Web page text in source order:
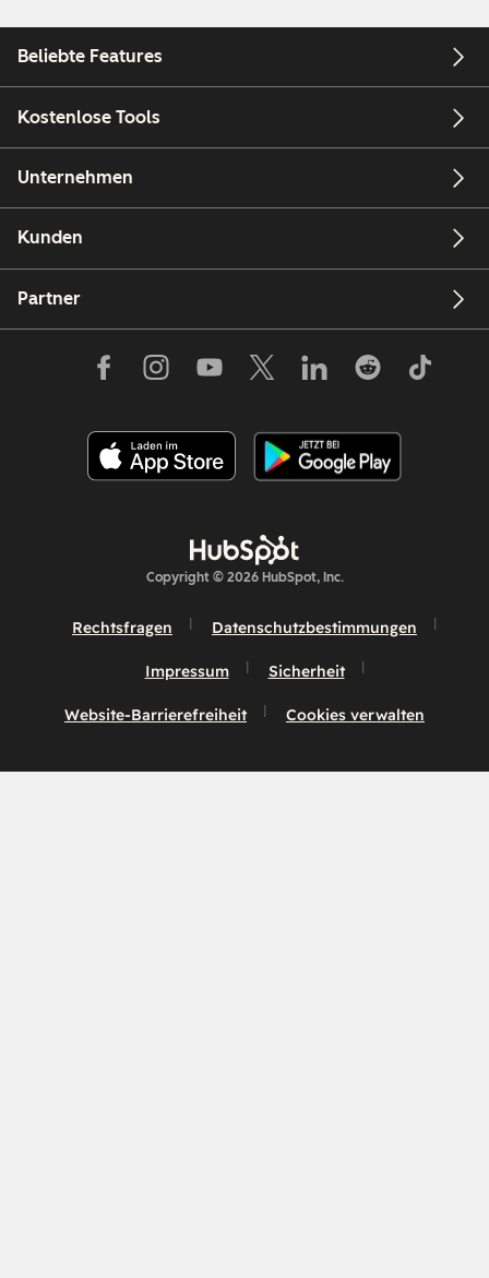
Beliebte Features
Kostenlose Tools
Unternehmen
Kunden
Partner
Copyright © 2026 HubSpot, Inc.
Rechtsfragen Datenschutzbestimmungen
Impressum Sicherheit
Website-Barrierefreiheit Cookies verwalten